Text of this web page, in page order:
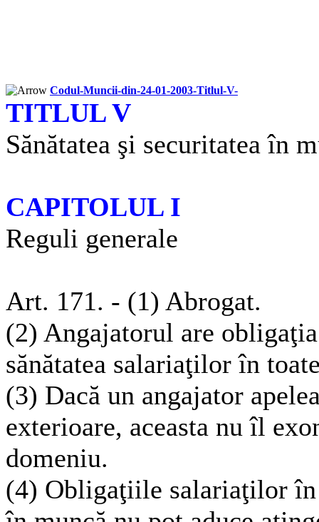
Codul-Muncii-din-24-01-2003-Titlul-V-
TITLUL V
Sănătatea şi securitatea în
CAPITOLUL I
Reguli generale
Art. 171. - (1) Abrogat.
(2) Angajatorul are
sănătatea salariaţilor în
(3) Dacă un angajator
exterioare, aceasta nu îl
domeniu.
(4) Obligaţiile salariaţilor